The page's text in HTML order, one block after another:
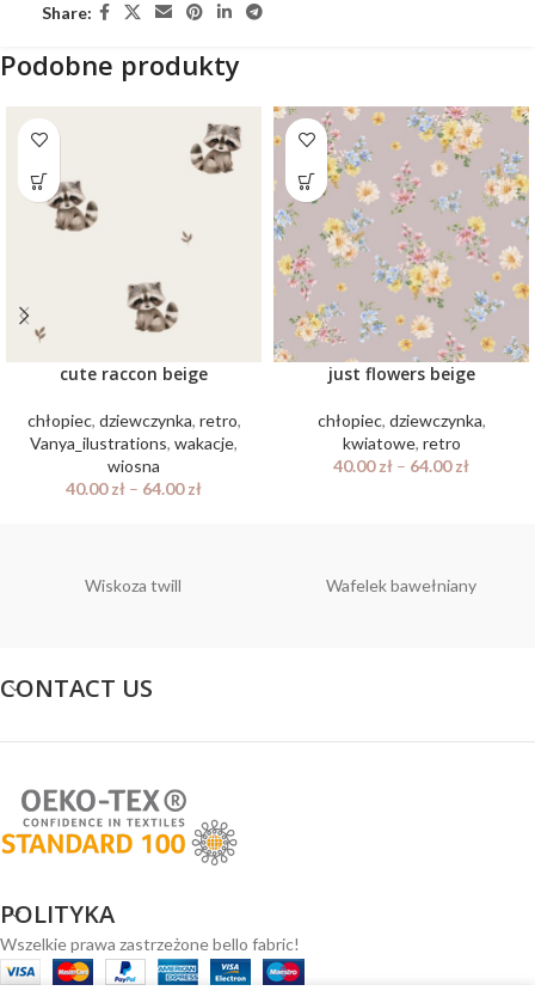
Share:
Podobne produkty
cute raccon beige
chłopiec, dziewczynka, retro,
Vanya_ilustrations, wakacje,
wiosna
40.00zł – 64.00zł
just flowers beige
chłopiec, dziewczynka,
kwiatowe, retro
40.00zł – 64.00zł
Wiskoza twill Wafelek bawełniany
CONTACT US
POLITYKA
Wszelkie prawa zastrzeżone bello fabric!